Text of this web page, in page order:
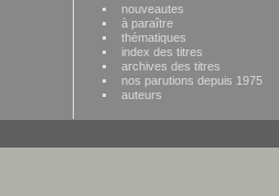
nouveautes
à paraître
thématiques
index des titres
archives des titres
nos parutions depuis 1975
auteurs